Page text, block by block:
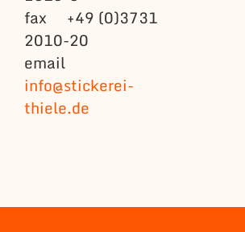
fax +49 (0)3731
2010-20
email
info@stickerei-
thiele.de